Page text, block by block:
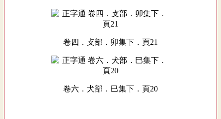
卷四．攴部．卯集下．頁21
卷六．犬部．巳集下．頁20